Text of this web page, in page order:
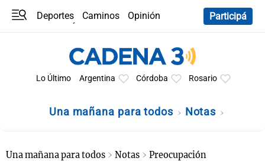
Deportes Caminos
Opinión
Participá
Lo Último Argentina Córdoba Rosario
Una mañana para todos Notas
Una mañana para todos Notas Preocupación